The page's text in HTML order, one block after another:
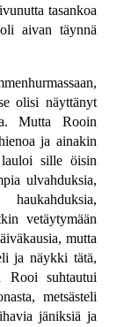
tasankoa
aivan täynnä
olisi näyttänyt
Mutta Rooin
ja ainakin
lauloi sille öisin
ulvahduksia,
vetäytymään
mutta
ja näykki tätä,
Rooi suhtautui
metsästeli
jäniksiä ja